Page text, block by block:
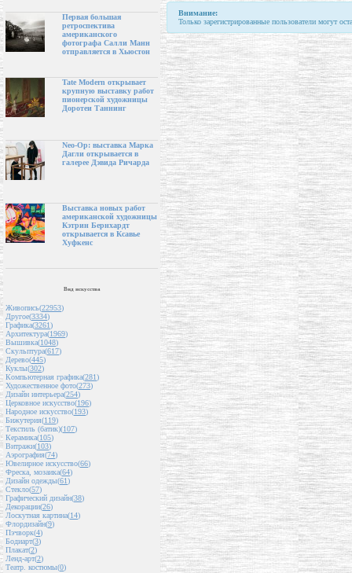
Первая большая
ретроспектива
американского
фотографа Салли Манн
отправляется в Хьюстон
Tate Modern открывает
крупную выставку работ
пионерской художницы
Доротеи Таннинг
Neo-Op: выставка Марка
Дагли открывается в
галерее Дэвида Ричарда
Выставка новых работ
американской художницы
Кэтрин Бернхардт
открывается в Ксавье
Хуфкенс
Вид искусства
Живопись(22953)
Другое(3334)
Графика(3261)
Архитектура(1969)
Вышивка(1048)
Скульптура(617)
Дерево(445)
Куклы(302)
Компьютерная графика(281)
Художественное фото(273)
Дизайн интерьера(254)
Церковное искусство(196)
Народное искусство(193)
Бижутерия(119)
Текстиль (батик)(107)
Керамика(105)
Витражи(103)
Аэрография(74)
Ювелирное искусство(66)
Фреска, мозаика(64)
Дизайн одежды(61)
Стекло(57)
Графический дизайн(38)
Декорации(26)
Лоскутная картина(14)
Флордизайн(9)
Пэчворк(4)
Бодиарт(3)
Плакат(2)
Ленд-арт(2)
Театр. костюмы(0)
Внимание:
Только зарегистрированные пользователи могут